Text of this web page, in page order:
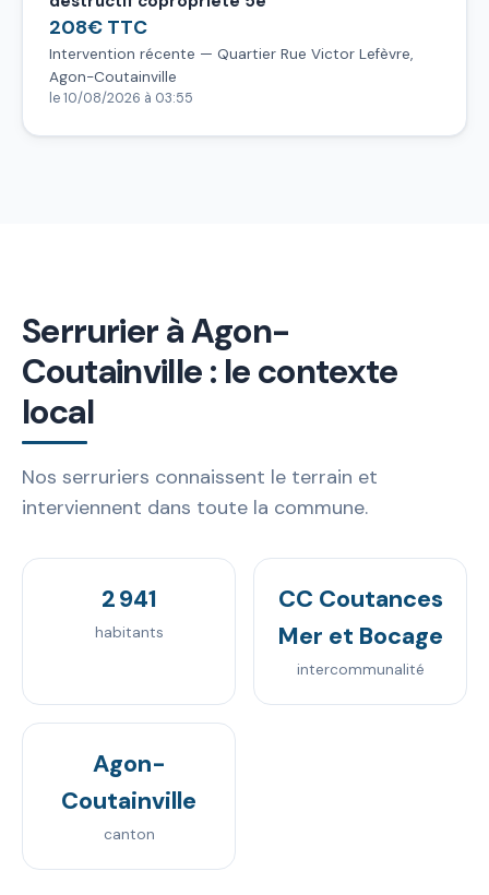
208€ TTC
Intervention récente — Quartier Rue Victor Lefèvre,
Agon-Coutainville
le 10/08/2026 à 03:55
Serrurier à Agon-
Coutainville : le contexte
local
Nos serruriers connaissent le terrain et
interviennent dans toute la commune.
2 941
habitants
CC Coutances
Mer et Bocage
intercommunalité
Agon-
Coutainville
canton